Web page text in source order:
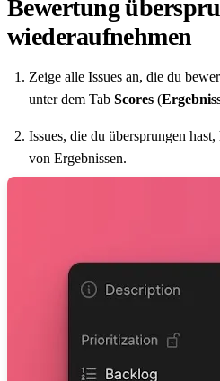
Bewertung
wiederaufnehmen
Zeige alle Issues an, die du
unter dem Tab Scores (
Issues, die du übersprungen
von Ergebnissen.